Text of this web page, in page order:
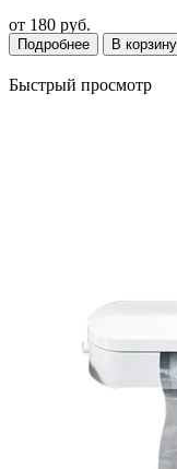
от 180 руб.
Подробнее В корзину
Быстрый просмотр